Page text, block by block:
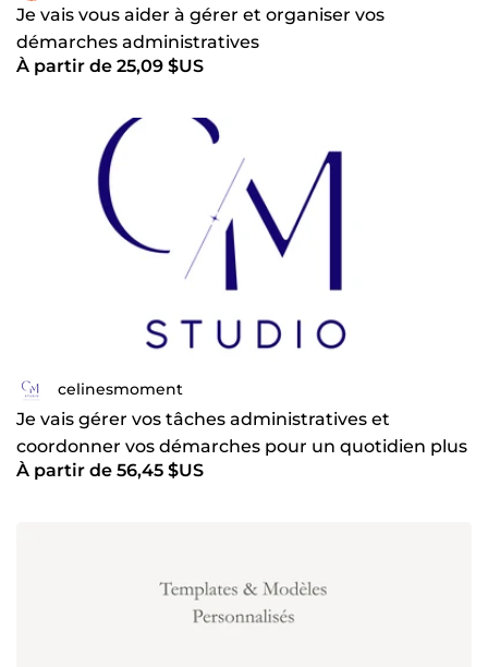
Je vais vous aider à gérer et organiser vos
démarches administratives
À partir de 25,09 $US
celinesmoment
Je vais gérer vos tâches administratives et
coordonner vos démarches pour un quotidien plus
fluide
À partir de 56,45 $US